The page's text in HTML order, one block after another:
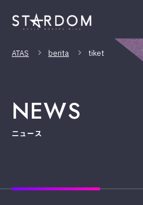
ATAS berita tiket
NEWS
ニュース